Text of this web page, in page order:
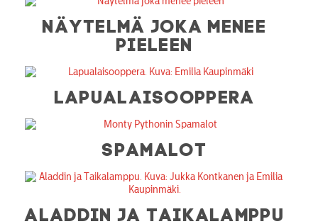
NÄYTELMÄ JOKA MENEE
PIELEEN
LAPUALAISOOPPERA
SPAMALOT
ALADDIN JA TAIKALAMPPU